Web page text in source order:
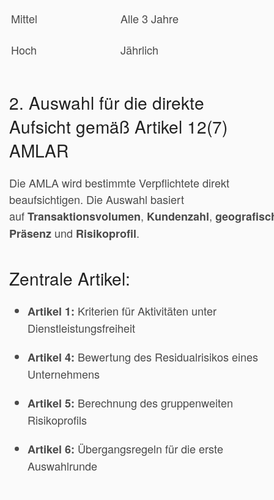
Mittel
Alle 3 Jahre
Hoch
Jährlich
2. Auswahl für die direkte
Aufsicht gemäß Artikel 12(7)
AMLAR
Die AMLA wird bestimmte Verpflichtete direkt
beaufsichtigen. Die Auswahl basiert
aufTransaktionsvolumen, Kundenzahl,
Präsenz und Risikoprofil.
Zentrale Artikel:
Artikel 1: Kriterien für Aktivitäten unter
Dienstleistungsfreiheit
Artikel 4: Bewertung des Residualrisikos eines
Unternehmens
Artikel 5: Berechnung des gruppenweiten
Risikoprofils
Artikel 6: Übergangsregeln für die erste
Auswahlrunde